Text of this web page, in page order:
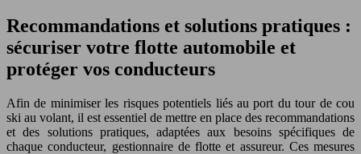
Recommandations et solutions pratiques :
sécuriser votre flotte automobile et
protéger vos conducteurs
Afin de minimiser les risques potentiels liés au port du tour de cou
ski au volant, il est essentiel de mettre en place des recommandations
et des solutions pratiques, adaptées aux besoins spécifiques de
chaque conducteur, gestionnaire de flotte et assureur. Ces mesures